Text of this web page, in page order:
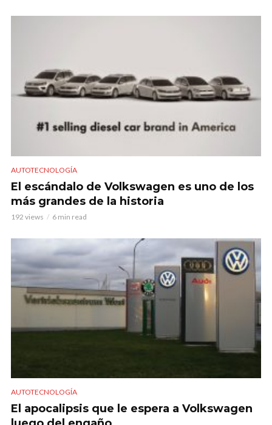
AUTOTECNOLOGÍA
El escándalo de Volkswagen es uno de los
más grandes de la historia
192 views 6 min read
AUTOTECNOLOGÍA
El apocalipsis que le espera a Volkswagen